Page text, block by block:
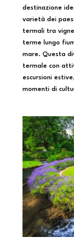
destinazione
varietà dei
termali tra
terme lungo
mare. Questa
termale con
escursioni
momenti di